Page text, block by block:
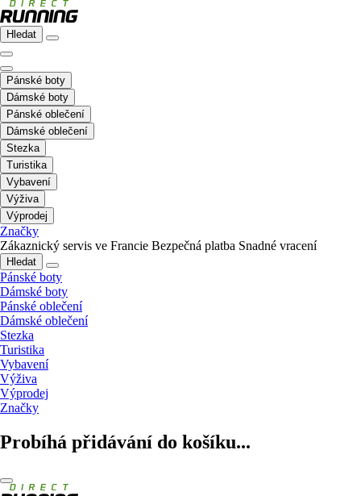
Hledat
Pánské boty
Dámské boty
Pánské oblečení
Dámské oblečení
Stezka
Turistika
Vybavení
Výživa
Výprodej
Značky
Zákaznický servis ve Francie Bezpečná platba Snadné vracení
Hledat
Pánské boty
Dámské boty
Pánské oblečení
Dámské oblečení
Stezka
Turistika
Vybavení
Výživa
Výprodej
Značky
Probíhá přidávání do košíku...